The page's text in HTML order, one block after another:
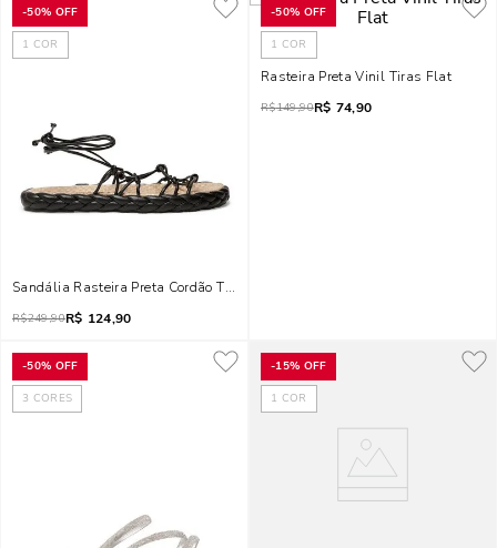
-50% OFF
1 COR
Sandália Rasteira Preta Cordão Trançada
R$249,90R$ 124,90
-50% OFF
1 COR
Rasteira Preta Vinil Tiras Flat
R$149,90R$ 74,90
-50% OFF
3 CORES
-15% OFF
1 COR